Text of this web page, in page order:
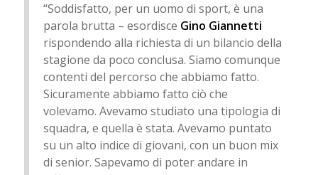
“Soddisfatto, per un uomo di sport, è una
parola brutta – esordisce Gino Giannetti
rispondendo alla richiesta di un bilancio della
stagione da poco conclusa. Siamo comunque
contenti del percorso che abbiamo fatto.
Sicuramente abbiamo fatto ciò che
volevamo. Avevamo studiato una tipologia di
squadra, e quella è stata. Avevamo puntato
su un alto indice di giovani, con un buon mix
di senior. Sapevamo di poter andare in